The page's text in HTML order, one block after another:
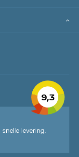
9,3
levering.